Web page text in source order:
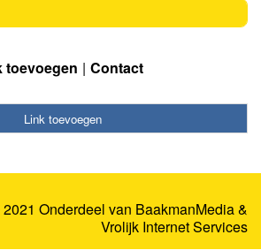
toevoegen Contact
Link toevoegen
Onderdeel van BaakmanMedia&
Vrolijk Internet Services